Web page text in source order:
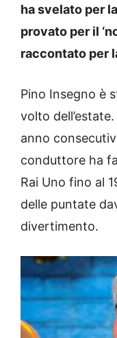
ha svelato per
provato per il
raccontato per
Pino Insegno è
volto
anno
conduttore ha
Rai Uno fino al
delle puntate
divertimento.